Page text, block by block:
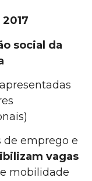
social da
de emprego e
vagas
mobilidade